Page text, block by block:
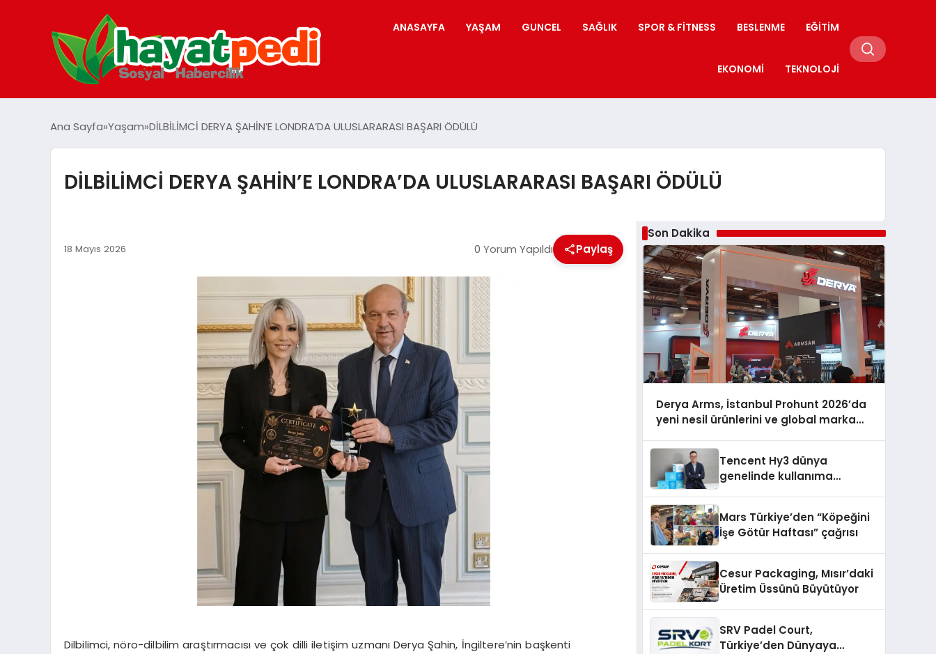
ANASAYFA YAŞAM GUNCEL SAĞLIK SPOR & FITNESS BESLENME EĞITIM
EKONOMI TEKNOLOJI
Ana Sayfa Yaşam DİLBİLİMCİ DERYA ŞAHİN’E LONDRA’DA ULUSLARARASI BAŞARI ÖDÜLÜ
DİLBİLİMCİ DERYA ŞAHİN’E LONDRA’DA ULUSLARARASI BAŞARI ÖDÜLÜ
18 Mayıs 2026 0 Yorum Yapıldı Paylaş
Dilbilimci, nöro-dilbilim araştırmacısı ve çok dilli iletişim uzmanı Derya Şahin, İngiltere’nin başkenti
Son Dakika
Derya Arms, İstanbul Prohunt 2026’da
yeni nesil ürünlerini ve global marka
Tencent Hy3 dünya
genelinde kullanıma
Mars Türkiye’den “Köpeğini
İşe Götür Haftası” çağrısı
Cesur Packaging, Mısır’daki
Üretim Üssünü Büyütüyor
SRV Padel Court,
Türkiye’den Dünyaya